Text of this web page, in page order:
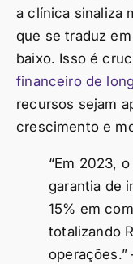
a clínica sinaliza
que se traduz
baixo. Isso é
financeiro de
recursos sejam
crescimento e
“Em 2023,
garantia de
15% em
totalizando